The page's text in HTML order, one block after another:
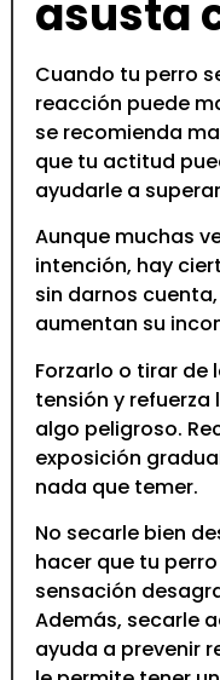
asusta
Cuando tu perro
reacción puede
se recomienda
que tu actitud
ayudarle a
Aunque muchas
intención, hay
sin darnos
aumentan su
Forzarlo o tirar de
tensión y refuerza
algo peligroso.
exposición
nada que temer.
No secarle bien
hacer que tu
sensación
Además, secarle
ayuda a prevenir